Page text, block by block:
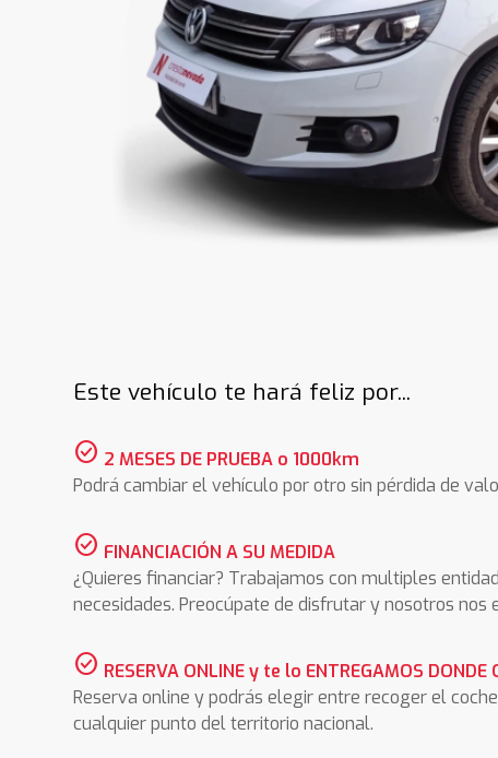
Este vehículo te hará feliz por...
check_circle 2 MESES DE PRUEBA o 1000km
Podrá cambiar el vehículo por otro sin pérdida de
check_circle FINANCIACIÓN A SU MEDIDA
¿Quieres financiar? Trabajamos con multiples
necesidades. Preocúpate de disfrutar y nosotros nos
check_circle RESERVA ONLINE y te lo ENTREGAMOS DONDE
Reserva online y podrás elegir entre recoger el
cualquier punto del territorio nacional.